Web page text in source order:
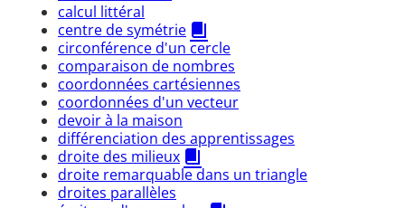
calcul littéral
centre de symétrie
circonférence d'un cercle
comparaison de nombres
coordonnées cartésiennes
coordonnées d'un vecteur
devoir à la maison
différenciation des apprentissages
droite des milieux
droite remarquable dans un triangle
droites parallèles